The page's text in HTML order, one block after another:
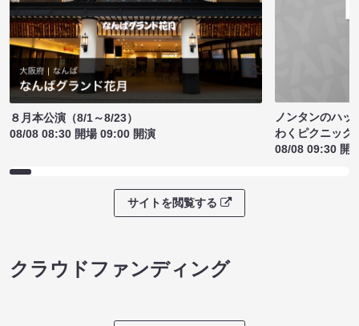
８月本公演（8/1～8/23）
08/08 08:30 開場 09:00 開演
ノンタンのハッ
わくピクニック
08/08 09:30 開
サイトを閲覧する
クラウドファンディング